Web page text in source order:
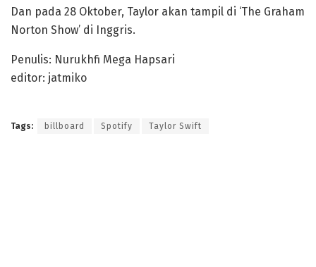
Dan pada 28 Oktober, Taylor akan tampil di ‘The Graham
Norton Show’ di Inggris.
Penulis: Nurukhfi Mega Hapsari
editor: jatmiko
Tags: billboard Spotify Taylor Swift